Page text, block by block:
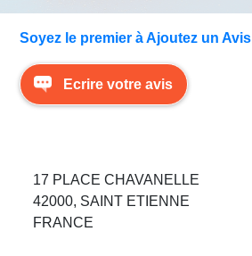
Avis Escales
Blog
Soyez le premier à Ajoutez un Avis
Ecrire votre avis
17 PLACE CHAVANELLE
42000, SAINT ETIENNE
FRANCE